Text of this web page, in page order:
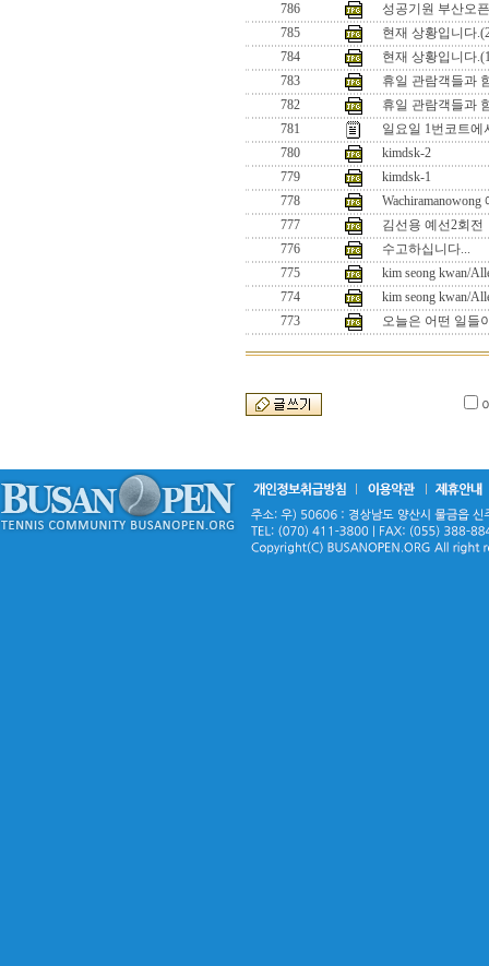
786
성공기원 부산오
785
현재 상황입니다
784
현재 상황입니다
783
휴일 관람객들과
782
휴일 관람객들과
781
일요일 1번코트에
780
kimdsk-2
779
kimdsk-1
778
Wachiramanowong
777
김선용 예선2회전
776
수고하십니다...
775
kim seong kwan/
774
kim seong kwan/
773
오늘은 어떤 일들